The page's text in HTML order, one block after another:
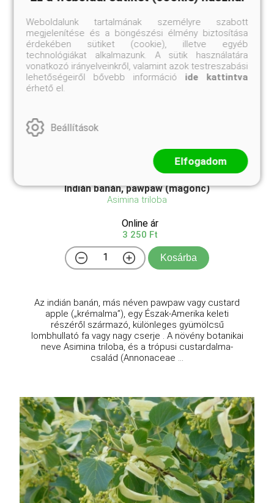
Indián banán, pawpaw (magonc)
Asimina triloba
Online ár
3 250 Ft
Kosárba
Az indián banán, más néven pawpaw vagy custard
apple („krémalma”), egy Észak-Amerika keleti
részéről származó, különleges gyümölcsű
lombhullató fa vagy nagy cserje . A növény botanikai
neve Asimina triloba, és a trópusi custardalma-
család (Annonaceae ...
Weboldalunk tartalmának személyre szabott
megjelenítése és a böngészési élmény biztosítása
érdekében sütiket (cookie), illetve egyéb
technológiákat alkalmazunk. A sütik használatára
vonatkozó irányelveinkről, valamint azok testreszabási
lehetőségeiről bővebb információ ide kattintva
érhető el.
Beállítások
Elfogadom